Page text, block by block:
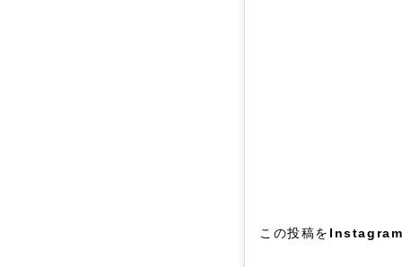
この投稿を